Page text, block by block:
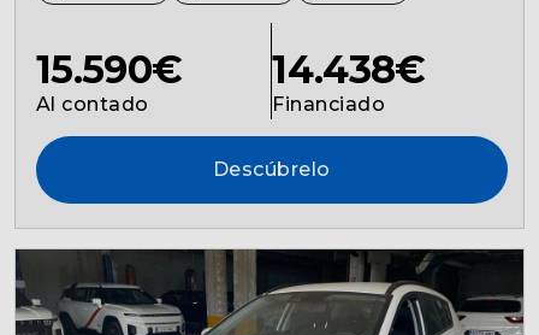
15.590€
Al contado
14.438€
Financiado
Descúbrelo